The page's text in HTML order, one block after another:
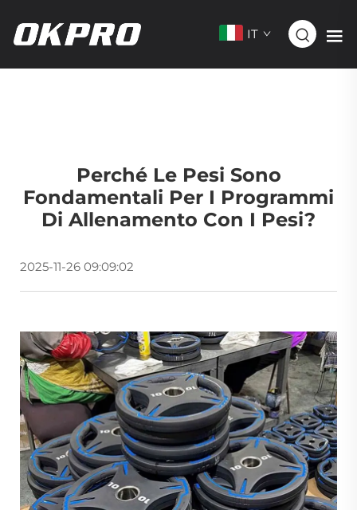
IT
Perché Le Pesi Sono
Fondamentali Per I Programmi
Di Allenamento Con I Pesi?
2025-11-26 09:09:02